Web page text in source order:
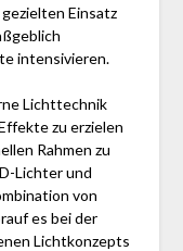
Einsatz
intensivieren.
Lichttechnik
zu erzielen
Rahmen zu
Lichter und
von
es bei der
Lichtkonzepts